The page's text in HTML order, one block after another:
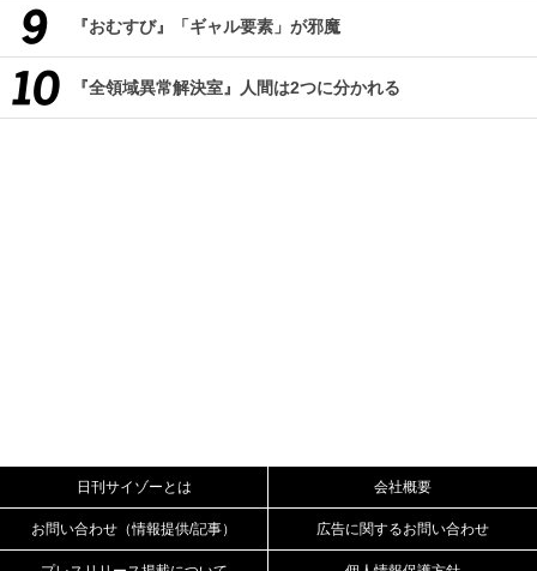
『おむすび』「ギャル要素」が邪魔
『全領域異常解決室』人間は2つに分かれる
日刊サイゾーとは 会社概要
お問い合わせ（情報提供/記事） 広告に関するお問い合わせ